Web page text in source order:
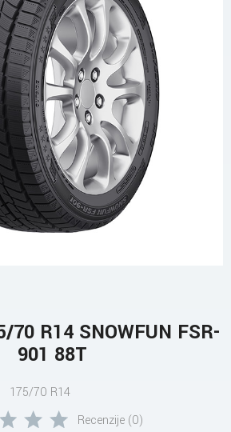
70 R14 SNOWFUN FSR-
901 88T
175/70 R14
Recenzije (0)